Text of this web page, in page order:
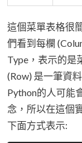
這個菜單表格很
們看到每欄
Type，表示的是
(Row) 是一筆資
Python的人可能
念，所以在這個
下面方式表示: